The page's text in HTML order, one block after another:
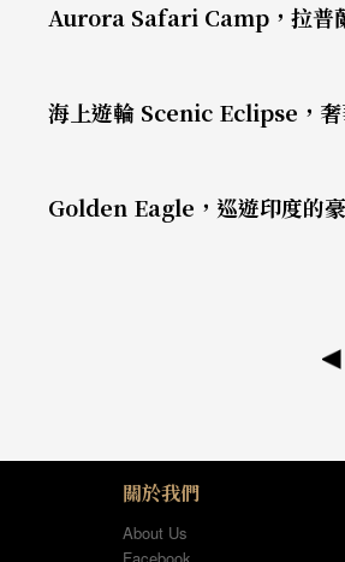
Aurora Safari Camp，拉普
海上遊輪 Scenic Eclipse，奢
Golden Eagle，巡遊印度的
關於我們
About Us